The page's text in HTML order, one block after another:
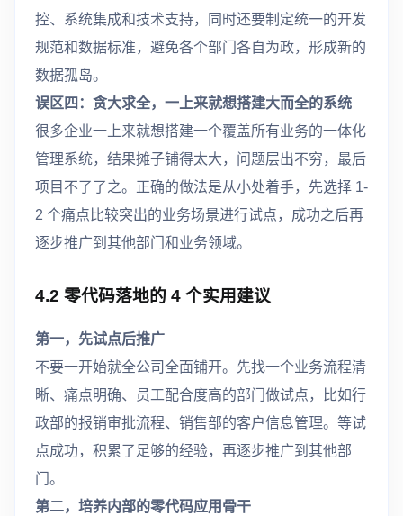
控、系统集成和技术支持，同时还要制定统一的开发
规范和数据标准，避免各个部门各自为政，形成新的
数据孤岛。
误区四：贪大求全，一上来就想搭建大而全的系统
很多企业一上来就想搭建一个覆盖所有业务的一体化
管理系统，结果摊子铺得太大，问题层出不穷，最后
项目不了了之。正确的做法是从小处着手，先选择 1-
2 个痛点比较突出的业务场景进行试点，成功之后再
逐步推广到其他部门和业务领域。
4.2 零代码落地的 4 个实用建议
第一，先试点后推广
不要一开始就全公司全面铺开。先找一个业务流程清
晰、痛点明确、员工配合度高的部门做试点，比如行
政部的报销审批流程、销售部的客户信息管理。等试
点成功，积累了足够的经验，再逐步推广到其他部
门。
第二，培养内部的零代码应用骨干